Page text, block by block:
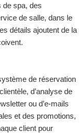
de spa, des
de salle, dans le
détails ajoutent de la
de réservation
d’analyse de
ou d’e-mails
et des promotions,
client pour